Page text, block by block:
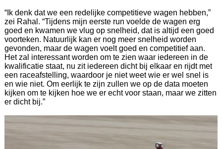
“Ik denk dat we een redelijke competitieve wagen hebben,”
zei Rahal. “Tijdens mijn eerste run voelde de wagen erg
goed en kwamen we vlug op snelheid, dat is altijd een goed
voorteken. Natuurlijk kan er nog meer snelheid worden
gevonden, maar de wagen voelt goed en competitief aan.
Het zal interessant worden om te zien waar iedereen in de
kwalificatie staat, nu zit iedereen dicht bij elkaar en rijdt met
een raceafstelling, waardoor je niet weet wie er wel snel is
en wie niet. Om eerlijk te zijn zullen we op de data moeten
kijken om te kijken hoe we er echt voor staan, maar we zitten
er dicht bij.”